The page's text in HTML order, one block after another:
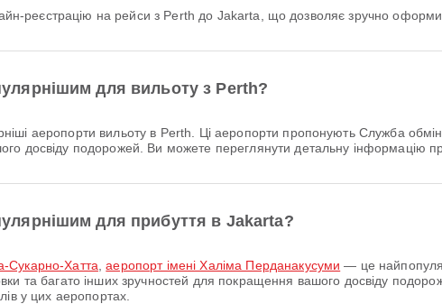
реєстрацію на рейси з Perth до Jakarta, що дозволяє зручно
для вильоту з Perth?
аеропорти вильоту в Perth. Ці аеропорти пропонують Служба
досвіду подорожей. Ви можете переглянути детальну інформацію
для прибуття в Jakarta?
Сукарно-Хатта ,аеропорт імені Халіма Перданакусуми — це
та багато інших зручностей для покращення вашого досвіду
у цих аеропортах.